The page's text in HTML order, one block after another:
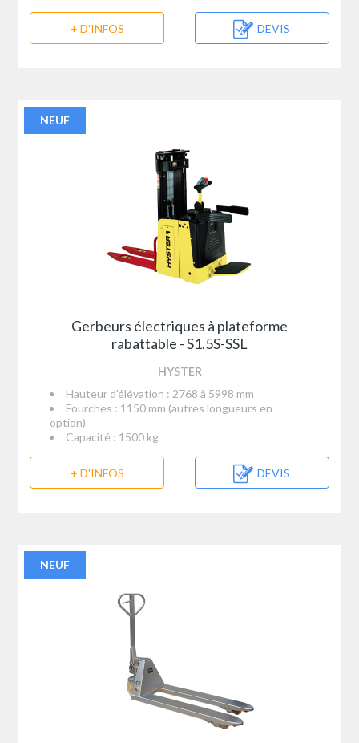
+ D'INFOS DEVIS
NEUF
Gerbeurs électriques à plateforme
rabattable - S1.5S-SSL
HYSTER
Hauteur d'élévation : 2768 à 5998 mm
Fourches : 1150 mm (autres longueurs en
option)
Capacité : 1500 kg
+ D'INFOS DEVIS
NEUF